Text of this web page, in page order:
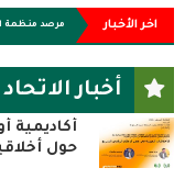
اخر الأخبار مرصد منظمة
أخبار الاتحاد
حول